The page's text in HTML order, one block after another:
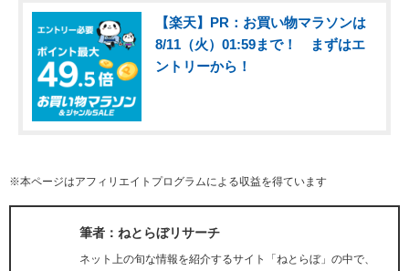
【楽天】PR：お買い物マラソンは
8/11（火）01:59まで！ まずはエ
ントリーから！
※本ページはアフィリエイトプログラムによる収益を得ています
筆者：ねとらぼリサーチ
ネット上の旬な情報を紹介するサイト「ねとらぼ」の中で、